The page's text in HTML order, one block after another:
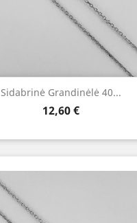
Sidabrinė Grandinėlė 40...
Kaina
12,60 €